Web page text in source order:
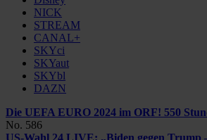
NICK
STREAM
CANAL+
SKYci
SKYaut
SKYbl
DAZN
Die UEFA EURO 2024 im ORF! 550
No. 586
US-Wahl 24 LIVE: „Biden gegen Trump